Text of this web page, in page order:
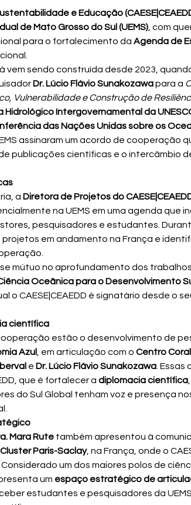
e Educação
de Mato Grosso do Sul (UEMS) , com
para o fortalecimento da Agenda de
vem sendo construída desde 2023,
Dr. Lúcio Flávio Sunakozawa para a
Vulnerabilidade e Construção de
Hidrológico Intergovernamental da
das Nações Unidas sobre os
assinaram um acordo de cooperação
publicações científicas e o intercâmbio
a Diretora de Projetos do
na UEMS em uma agenda que
pesquisadores e estudantes.
em andamento na França e
mútuo no aprofundamento dos
Oceânica para o Desenvolvimento
o CAESE|CEAEDD é signatário desde o
científica
estão o desenvolvimento de
Azul , em articulação com o Centro Coral
e Dr. Lúcio Flávio Sunakozawa .
que é fortalecer a diplomacia científica
do Sul Global tenham voz e presença
Mara Rute também apresentou à
Cluster Paris-Saclay, na França, onde o
um dos maiores polos de
um espaço estratégico de
estudantes e pesquisadores da